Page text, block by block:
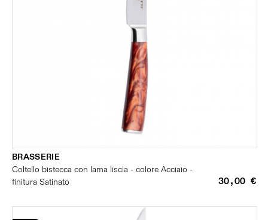
BRASSERIE
Coltello bistecca con lama liscia - colore Acciaio -
finitura Satinato
30,00 €